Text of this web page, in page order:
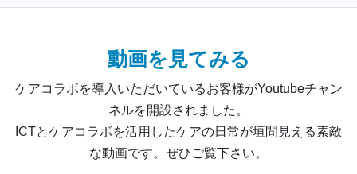
動画を見てみる
ケアコラボを導入いただいているお客様がYoutubeチャン
ネルを開設されました。
ICTとケアコラボを活用したケアの日常が垣間見える素敵
な動画です。ぜひご覧下さい。